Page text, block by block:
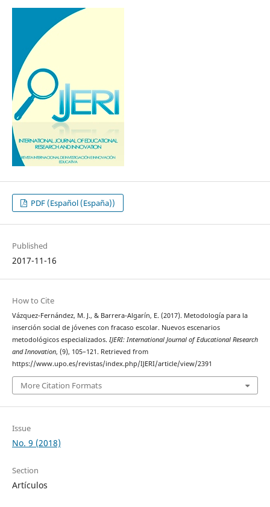
PDF (Español (España))
Published
2017-11-16
How to Cite
Vázquez-Fernández, M. J., & Barrera-Algarín, E. (2017). Metodología para la
inserción social de jóvenes con fracaso escolar. Nuevos escenarios
metodológicos especializados. IJERI: International Journal of Educational Research
and Innovation, (9), 105–121. Retrieved from
https://www.upo.es/revistas/index.php/IJERI/article/view/2391
More Citation Formats
Issue
No. 9 (2018)
Section
Artículos